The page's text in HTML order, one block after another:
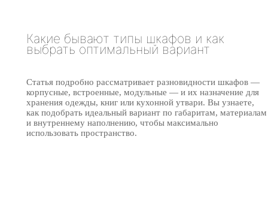
Какие бывают типы шкафов и как
выбрать оптимальный вариант
Статья подробно рассматривает разновидности шкафов —
корпусные, встроенные, модульные — и их назначение для
хранения одежды, книг или кухонной утвари. Вы узнаете,
как подобрать идеальный вариант по габаритам, материалам
и внутреннему наполнению, чтобы максимально
использовать пространство.